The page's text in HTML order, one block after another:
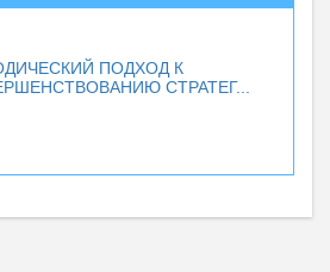
ПОДХОД К
СТРАТЕГ...